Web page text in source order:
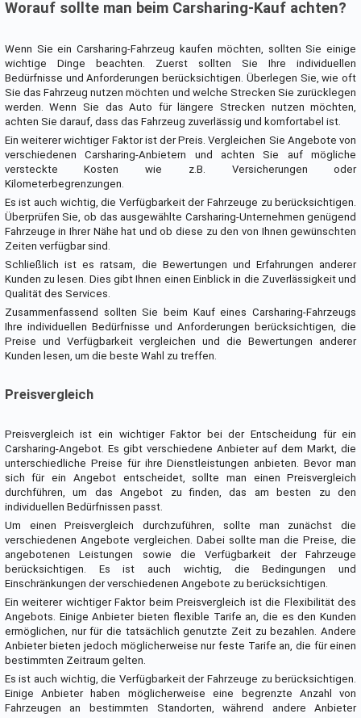
Worauf sollte man beim Carsharing-Kauf achten?
Wenn Sie ein Carsharing-Fahrzeug kaufen möchten, sollten Sie einige
wichtige Dinge beachten. Zuerst sollten Sie Ihre individuellen
Bedürfnisse und Anforderungen berücksichtigen. Überlegen Sie, wie oft
Sie das Fahrzeug nutzen möchten und welche Strecken Sie zurücklegen
werden. Wenn Sie das Auto für längere Strecken nutzen möchten,
achten Sie darauf, dass das Fahrzeug zuverlässig und komfortabel ist.
Ein weiterer wichtiger Faktor ist der Preis. Vergleichen Sie Angebote von
verschiedenen Carsharing-Anbietern und achten Sie auf mögliche
versteckte Kosten wie z.B. Versicherungen oder
Kilometerbegrenzungen.
Es ist auch wichtig, die Verfügbarkeit der Fahrzeuge zu berücksichtigen.
Überprüfen Sie, ob das ausgewählte Carsharing-Unternehmen genügend
Fahrzeuge in Ihrer Nähe hat und ob diese zu den von Ihnen gewünschten
Zeiten verfügbar sind.
Schließlich ist es ratsam, die Bewertungen und Erfahrungen anderer
Kunden zu lesen. Dies gibt Ihnen einen Einblick in die Zuverlässigkeit und
Qualität des Services.
Zusammenfassend sollten Sie beim Kauf eines Carsharing-Fahrzeugs
Ihre individuellen Bedürfnisse und Anforderungen berücksichtigen, die
Preise und Verfügbarkeit vergleichen und die Bewertungen anderer
Kunden lesen, um die beste Wahl zu treffen.
Preisvergleich
Preisvergleich ist ein wichtiger Faktor bei der Entscheidung für ein
Carsharing-Angebot. Es gibt verschiedene Anbieter auf dem Markt, die
unterschiedliche Preise für ihre Dienstleistungen anbieten. Bevor man
sich für ein Angebot entscheidet, sollte man einen Preisvergleich
durchführen, um das Angebot zu finden, das am besten zu den
individuellen Bedürfnissen passt.
Um einen Preisvergleich durchzuführen, sollte man zunächst die
verschiedenen Angebote vergleichen. Dabei sollte man die Preise, die
angebotenen Leistungen sowie die Verfügbarkeit der Fahrzeuge
berücksichtigen. Es ist auch wichtig, die Bedingungen und
Einschränkungen der verschiedenen Angebote zu berücksichtigen.
Ein weiterer wichtiger Faktor beim Preisvergleich ist die Flexibilität des
Angebots. Einige Anbieter bieten flexible Tarife an, die es den Kunden
ermöglichen, nur für die tatsächlich genutzte Zeit zu bezahlen. Andere
Anbieter bieten jedoch möglicherweise nur feste Tarife an, die für einen
bestimmten Zeitraum gelten.
Es ist auch wichtig, die Verfügbarkeit der Fahrzeuge zu berücksichtigen.
Einige Anbieter haben möglicherweise eine begrenzte Anzahl von
Fahrzeugen an bestimmten Standorten, während andere Anbieter